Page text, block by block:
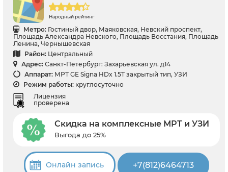
Народный рейтинг
Метро: Гостиный двор, Маяковская, Невский проспект,
Площадь Александра Невского, Площадь Восстания, Площадь
Ленина, Чернышевская
Район: Центральный
Адрес: Санкт-Петербург: Захарьевская ул. д14
Аппарат: МРТ GE Signa HDx 1.5T закрытый тип, УЗИ
Режим работы: круглосуточно
Лицензия
проверена
Скидка на комплексные МРТ и УЗИ
Выгода до 25%
Онлайн запись +7(812)6464713